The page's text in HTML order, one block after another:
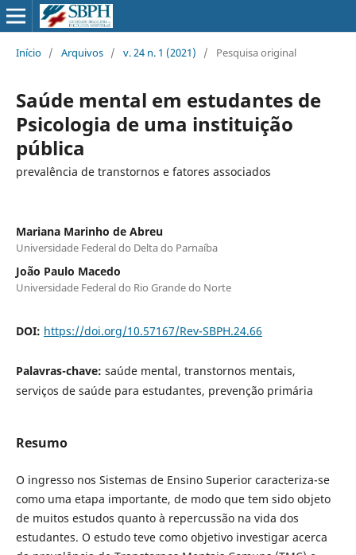
Início / Arquivos / v. 24 n. 1 (2021) / Pesquisa original
Saúde mental em estudantes de
Psicologia de uma instituição
pública
prevalência de transtornos e fatores associados
Mariana Marinho de Abreu
Universidade Federal do Delta do Parnaíba
João Paulo Macedo
Universidade Federal do Rio Grande do Norte
DOI: https://doi.org/10.57167/Rev-SBPH.24.66
Palavras-chave: saúde mental, transtornos mentais,
serviços de saúde para estudantes, prevenção primária
Resumo
O ingresso nos Sistemas de Ensino Superior caracteriza-se
como uma etapa importante, de modo que tem sido objeto
de muitos estudos quanto à repercussão na vida dos
estudantes. O estudo teve como objetivo investigar acerca